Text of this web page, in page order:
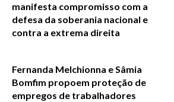
manifesta compromisso com a
defesa da soberania nacional e
contra a extrema direita
Fernanda Melchionna e Sâmia
Bomfim propoem proteção de
empregos de trabalhadores